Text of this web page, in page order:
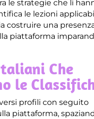
le strategie che li
le lezioni
costruire una
piattaforma
Che
le
profili con seguito
piattaforma,